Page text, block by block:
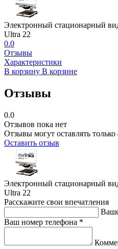
Электронный стационарный
Ultra 22
0.0
Отзывы
Характеристики
В корзину В корзине
Отзывы
0.0
Отзывов пока нет
Отзывы могут оставлять
Оставить отзыв
Электронный стационарный
Ultra 22
Расскажите свои впечатления
Ваш номер телефона *